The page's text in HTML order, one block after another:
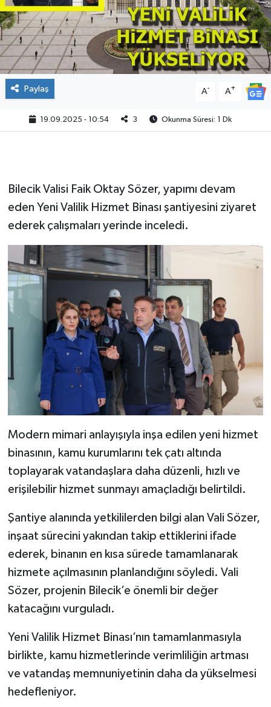
Paylaş A- A+
19.09.2025 - 10:54 3 Okunma Süresi: 1 Dk
Bilecik Valisi Faik Oktay Sözer, yapımı devam
eden Yeni Valilik Hizmet Binası şantiyesini ziyaret
ederek çalışmaları yerinde inceledi.
Modern mimari anlayışıyla inşa edilen yeni hizmet
binasının, kamu kurumlarını tek çatı altında
toplayarak vatandaşlara daha düzenli, hızlı ve
erişilebilir hizmet sunmayı amaçladığı belirtildi.
Şantiye alanında yetkililerden bilgi alan Vali Sözer,
inşaat sürecini yakından takip ettiklerini ifade
ederek, binanın en kısa sürede tamamlanarak
hizmete açılmasının planlandığını söyledi. Vali
Sözer, projenin Bilecik’e önemli bir değer
katacağını vurguladı.
Yeni Valilik Hizmet Binası’nın tamamlanmasıyla
birlikte, kamu hizmetlerinde verimliliğin artması
ve vatandaş memnuniyetinin daha da yükselmesi
hedefleniyor.